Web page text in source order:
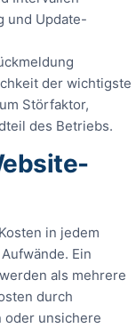
und Update-
der wichtigste
Störfaktor,
des Betriebs.
in jedem
Ein
als mehrere
durch
oder unsichere